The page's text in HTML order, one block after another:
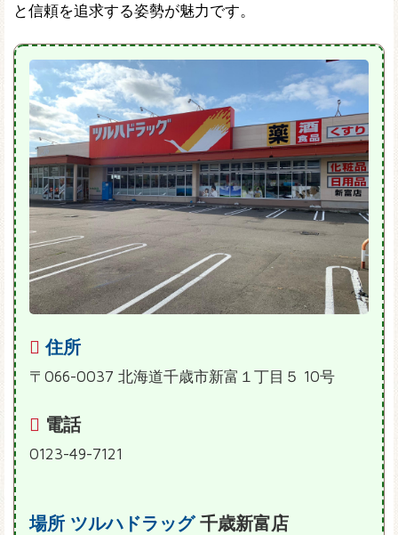
と信頼を追求する姿勢が魅力です。
住所
〒066-0037 北海道千歳市新富１丁目５ 10号
電話
0123-49-7121
場所 ツルハドラッグ千歳新富店